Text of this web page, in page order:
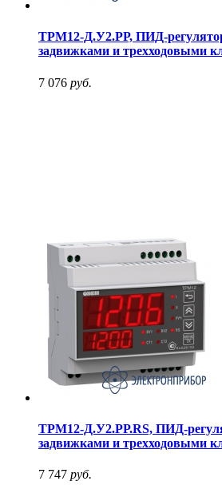
ТРМ12-Д.У2.РР, ПИД-
задвижками и трехходовыми
7 076 руб.
ТРМ12-Д.У2.РР.RS, ПИД-
задвижками и трехходовыми
7 747 руб.